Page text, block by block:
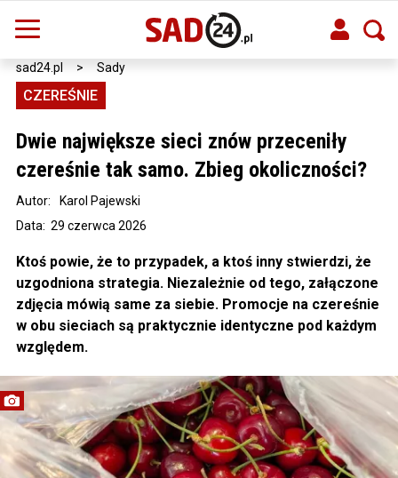
sad24.pl > Sady
CZEREŚNIE
Dwie największe sieci znów przeceniły
czereśnie tak samo. Zbieg okoliczności?
Data: 29 czerwca 2026
Autor: Karol Pajewski
Ktoś powie, że to przypadek, a ktoś inny stwierdzi, że
uzgodniona strategia. Niezależnie od tego, załączone
zdjęcia mówią same za siebie. Promocje na czereśnie
w obu sieciach są praktycznie identyczne pod każdym
względem.